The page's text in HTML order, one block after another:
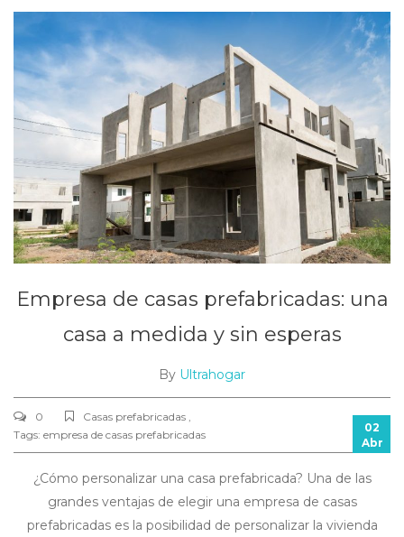
Empresa de casas prefabricadas: una
casa a medida y sin esperas
By Ultrahogar
0
Casas prefabricadas ,
Tags: empresa de casas prefabricadas
02
Abr
¿Cómo personalizar una casa prefabricada? Una de las
grandes ventajas de elegir una empresa de casas
prefabricadas es la posibilidad de personalizar la vivienda